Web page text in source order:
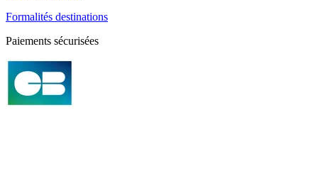
Formalités destinations
Paiements sécurisées